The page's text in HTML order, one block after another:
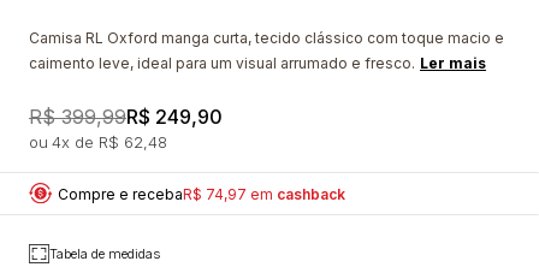
Camisa RL Oxford manga curta, tecido clássico com toque macio e
caimento leve, ideal para um visual arrumado e fresco. Ler mais
R$ 399,99R$ 249,90
4x R$ 62,48
Compre e recebaR$ 74,97 em cashback
Tabela de medidas